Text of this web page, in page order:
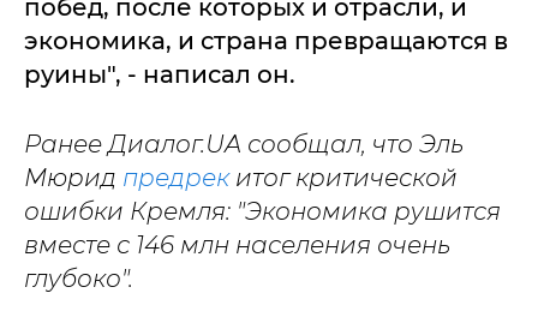
побед, после которых и отрасли, и
экономика, и страна превращаются в
руины", - написал он.
Ранее Диалог.UA сообщал, что Эль
Мюрид предрекитог критической
ошибки Кремля: "Экономика рушится
вместе с 146 млн населения очень
глубоко".